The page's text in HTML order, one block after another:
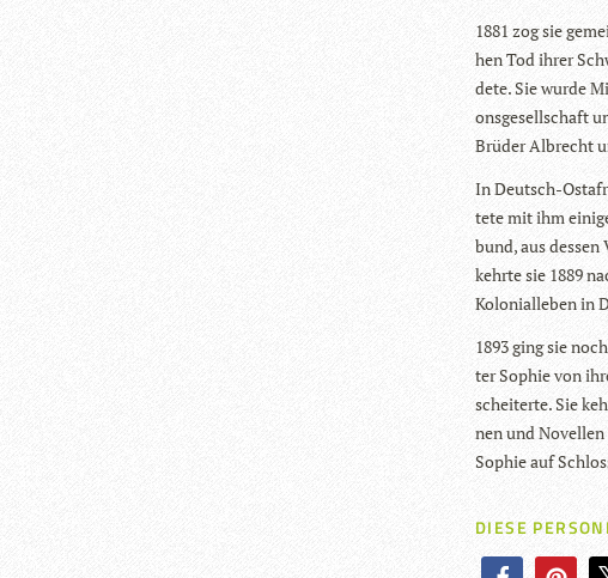
1881 zog sie
hen Tod ihrer
dete. Sie wurde
ons­ge­sell­schaft
Brü­der Albrecht
In Deutsch-
tete mit ihm
bund, aus des­sen
kehrte sie 1889
Kolo­ni­al­le­ben in
1893 ging sie
ter Sophie von
schei­terte. Sie
nen und
Sophie auf
DIESE